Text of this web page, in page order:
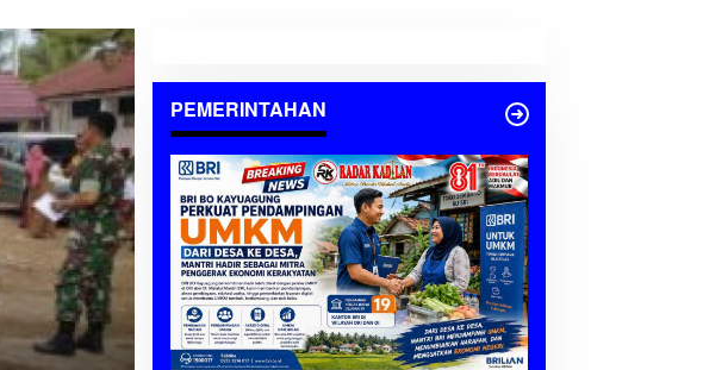
PEMERINTAHAN